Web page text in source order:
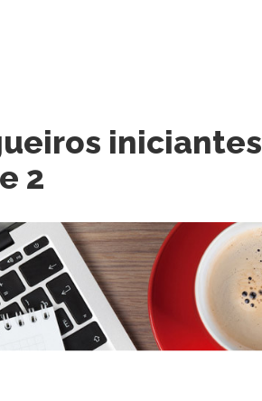
iniciantes
2